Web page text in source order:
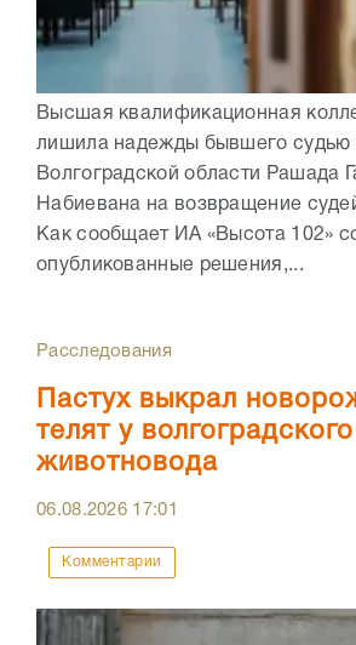
Высшая квалификационная
лишила надежды бывшего судью
Волгоградской области Рашада
Набиевана на возвращение
Как сообщает ИА «Высота 102»
опубликованные решения,...
Расследования
Пастух выкрал
телят у волгоградского
животновода
06.08.2026 17:01
Комментарии